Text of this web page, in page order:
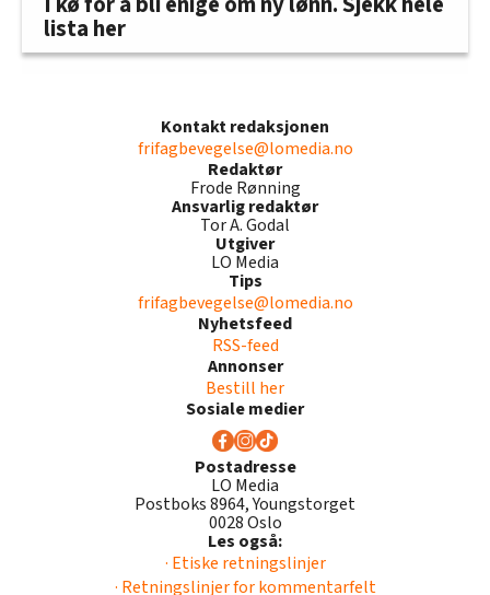
lista her
Kontakt redaksjonen
frifagbevegelse@lomedia.no
Redaktør
Frode Rønning
Ansvarlig redaktør
Tor A. Godal
Utgiver
LO Media
Tips
frifagbevegelse@lomedia.no
Nyhetsfeed
RSS-feed
Annonser
Bestill her
Sosiale medier
Postadresse
LO Media
Postboks 8964, Youngstorget
0028 Oslo
Les også:
· Etiske retningslinjer
· Retningslinjer for kommentarfelt